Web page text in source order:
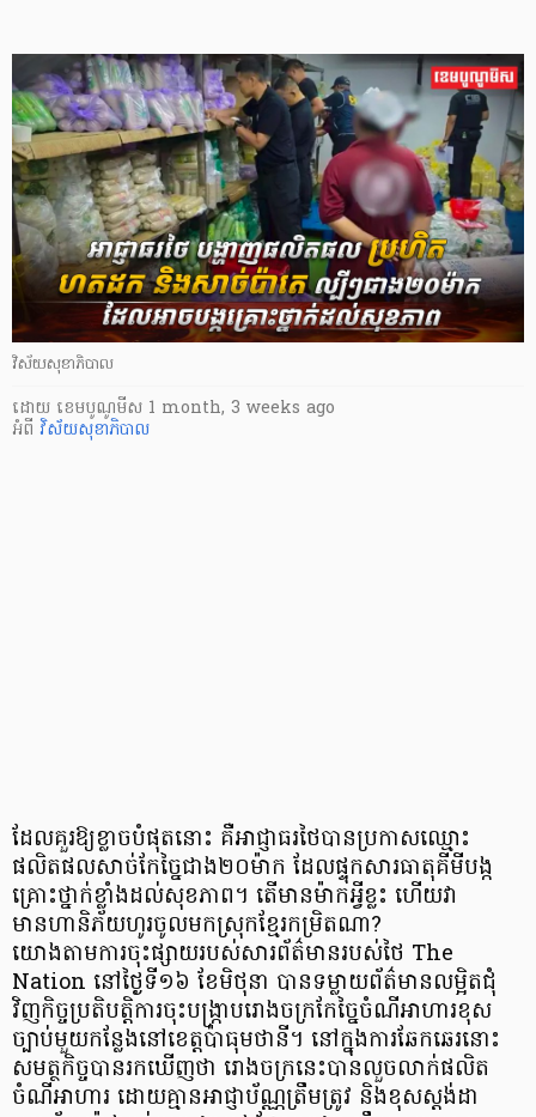
វិស័យសុខាភិបាល
ដោយ ​ ខេមបូណូមីស 1 month, 3 weeks ago
អំពី វិស័យសុខាភិបាល
ដែលគួរឱ្យខ្លាចបំផុតនោះ គឺអាជ្ញាធរថៃបានប្រកាសឈ្មោះ
ផលិតផលសាច់កែច្នៃជាង២០ម៉ាក ដែលផ្ទុកសារធាតុគីមីបង្ក
គ្រោះថ្នាក់ខ្លាំងដល់សុខភាព។ តើមានម៉ាកអ្វីខ្លះ ហើយវា
មានហានិភ័យហូរចូលមកស្រុកខ្មែរកម្រិតណា?
យោងតាមការចុះផ្សាយរបស់សារព័ត៌មានរបស់ថៃ The
Nation នៅថ្ងៃទី១៦ ខែមិថុនា បានទម្លាយព័ត៌មានលម្អិតជុំ
វិញកិច្ចប្រតិបត្តិការចុះបង្ក្រាបរោងចក្រកែច្នៃចំណីអាហារខុស
ច្បាប់មួយកន្លែងនៅខេត្តប៉ាធុមថានី។ នៅក្នុងការឆែកឆេរនោះ
សមត្ថកិច្ចបានរកឃើញថា រោងចក្រនេះបានលួចលាក់ផលិត
ចំណីអាហារ ដោយគ្មានអាជ្ញាប័ណ្ណត្រឹមត្រូវ និងខុសស្តង់ដា